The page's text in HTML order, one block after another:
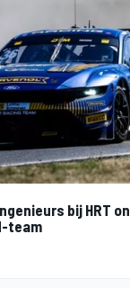
bij HRT
team